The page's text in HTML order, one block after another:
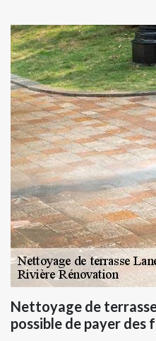
Nettoyage de
possible de payer des